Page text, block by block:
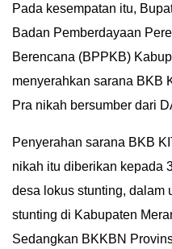
Pada kesempatan itu,
Badan Pemberdayaan
Berencana (BPPKB)
menyerahkan sarana BKB
Pra nikah bersumber dari
Penyerahan sarana BKB
nikah itu diberikan kepada
desa lokus stunting, dalam
stunting di Kabupaten
Sedangkan BKKBN